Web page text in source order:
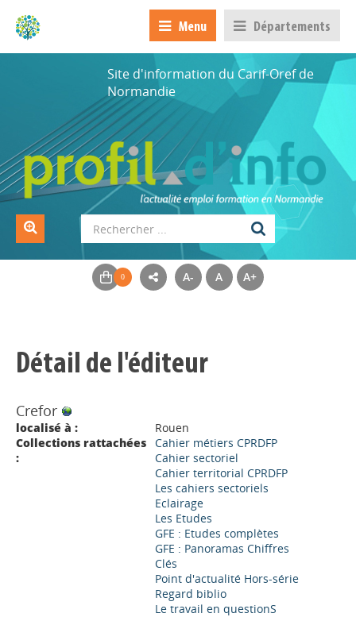
Menu Départements
Site d'information du Carif-Oref de
Normandie
A- A A+
Détail de l'éditeur
Crefor
localisé à :
Rouen
Collections rattachées
:
Cahier métiers CPRDFP
Cahier sectoriel
Cahier territorial CPRDFP
Les cahiers sectoriels
Eclairage
Les Etudes
GFE : Etudes complètes
GFE : Panoramas Chiffres
Clés
Point d'actualité Hors-série
Regard biblio
Le travail en questionS